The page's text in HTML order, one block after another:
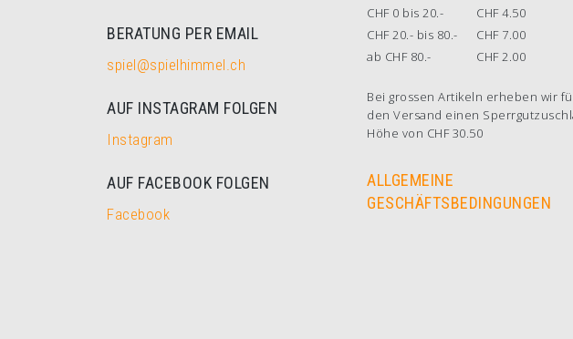
BERATUNG PER EMAIL
spiel@spielhimmel.ch
AUF INSTAGRAM FOLGEN
Instagram
AUF FACEBOOK FOLGEN
Facebook
CHF 0 bis 20.-
CHF 4.50
CHF 20.- bis 80.-
CHF 7.00
ab CHF 80.-
CHF 2.00
Bei grossen Artikeln erheben wir
den Versand einen
Höhe von CHF 30.50
ALLGEMEINE
GESCHÄFTSBEDINGUNGEN